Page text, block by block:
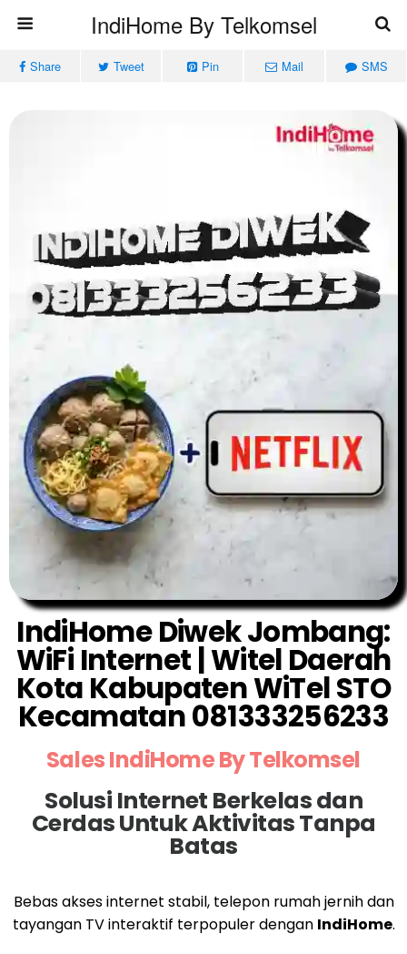
IndiHome By Telkomsel
Share Tweet Pin Mail SMS
IndiHome Diwek Jombang:
WiFi Internet | Witel Daerah
Kota Kabupaten WiTel STO
Kecamatan 081333256233
Sales IndiHome By Telkomsel
Solusi Internet Berkelas dan
Cerdas Untuk Aktivitas Tanpa
Batas
Bebas akses internet stabil, telepon rumah jernih dan
tayangan TV interaktif terpopuler dengan IndiHome.